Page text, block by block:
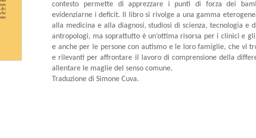
contesto permette di apprezzare i punti di forza dei
evidenziarne i deficit. Il libro si rivolge a una gamma
alla medicina e alla diagnosi, studiosi di scienza, tecnologia e
antropologi, ma soprattutto è un’ottima risorsa per i clinici e
e anche per le persone con autismo e le loro famiglie, che vi
e rilevanti per affrontare il lavoro di comprensione della
allentare le maglie del senso comune.
Traduzione di Simone Cuva.